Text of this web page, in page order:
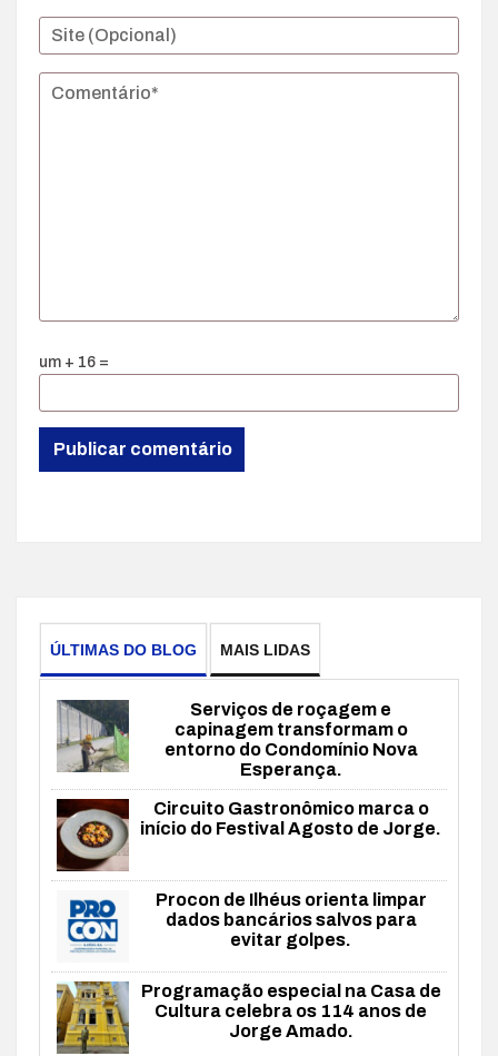
um + 16 =
ÚLTIMAS DO BLOG MAIS LIDAS
Serviços de roçagem e
capinagem transformam o
entorno do Condomínio Nova
Esperança.
Circuito Gastronômico marca o
início do Festival Agosto de Jorge.
Procon de Ilhéus orienta limpar
dados bancários salvos para
evitar golpes.
Programação especial na Casa de
Cultura celebra os 114 anos de
Jorge Amado.